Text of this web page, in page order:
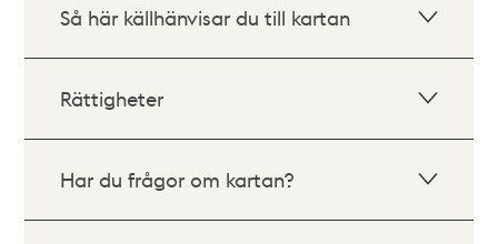
Så här källhänvisar du till kartan
Rättigheter
Har du frågor om kartan?